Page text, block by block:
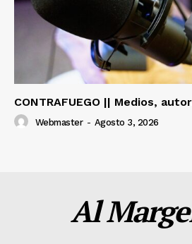
CONTRAFUEGO || Medios,
Webmaster - Agosto 3, 2026
Al